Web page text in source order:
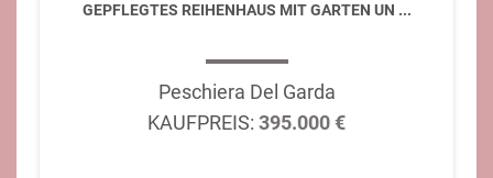
GEPFLEGTES REIHENHAUS MIT GARTEN UN ...
Peschiera Del Garda
KAUFPREIS: 395.000 €